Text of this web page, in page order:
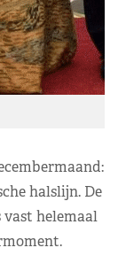
halslijn. De
vast helemaal